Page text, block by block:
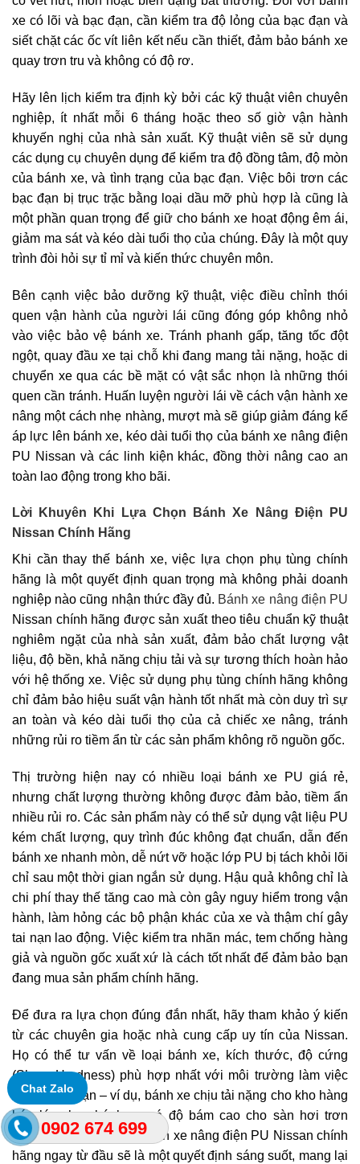
xe có lõi và bạc đạn, cần kiểm tra độ lỏng của bạc đạn và
siết chặt các ốc vít liên kết nếu cần thiết, đảm bảo bánh xe
quay trơn tru và không có độ rơ.
Hãy lên lịch kiểm tra định kỳ bởi các kỹ thuật viên chuyên
nghiệp, ít nhất mỗi 6 tháng hoặc theo số giờ vận hành
khuyến nghị của nhà sản xuất. Kỹ thuật viên sẽ sử dụng
các dụng cụ chuyên dụng để kiểm tra độ đồng tâm, độ mòn
của bánh xe, và tình trạng của bạc đạn. Việc bôi trơn các
bạc đạn bị trục trặc bằng loại dầu mỡ phù hợp là cũng là
một phần quan trọng để giữ cho bánh xe hoạt động êm ái,
giảm ma sát và kéo dài tuổi thọ của chúng. Đây là một quy
trình đòi hỏi sự tỉ mỉ và kiến thức chuyên môn.
Bên cạnh việc bảo dưỡng kỹ thuật, việc điều chỉnh thói
quen vận hành của người lái cũng đóng góp không nhỏ
vào việc bảo vệ bánh xe. Tránh phanh gấp, tăng tốc đột
ngột, quay đầu xe tại chỗ khi đang mang tải nặng, hoặc di
chuyển xe qua các bề mặt có vật sắc nhọn là những thói
quen cần tránh. Huấn luyện người lái về cách vận hành xe
nâng một cách nhẹ nhàng, mượt mà sẽ giúp giảm đáng kể
áp lực lên bánh xe, kéo dài tuổi thọ của bánh xe nâng điện
PU Nissan và các linh kiện khác, đồng thời nâng cao an
toàn lao động trong kho bãi.
Lời Khuyên Khi Lựa Chọn Bánh Xe Nâng Điện PU
Nissan Chính Hãng
Khi cần thay thế bánh xe, việc lựa chọn phụ tùng chính
hãng là một quyết định quan trọng mà không phải doanh
nghiệp nào cũng nhận thức đầy đủ. Bánh xe nâng điện PU
Nissan chính hãng được sản xuất theo tiêu chuẩn kỹ thuật
nghiêm ngặt của nhà sản xuất, đảm bảo chất lượng vật
liệu, độ bền, khả năng chịu tải và sự tương thích hoàn hảo
với hệ thống xe. Việc sử dụng phụ tùng chính hãng không
chỉ đảm bảo hiệu suất vận hành tốt nhất mà còn duy trì sự
an toàn và kéo dài tuổi thọ của cả chiếc xe nâng, tránh
những rủi ro tiềm ẩn từ các sản phẩm không rõ nguồn gốc.
Thị trường hiện nay có nhiều loại bánh xe PU giá rẻ,
nhưng chất lượng thường không được đảm bảo, tiềm ẩn
nhiều rủi ro. Các sản phẩm này có thể sử dụng vật liệu PU
kém chất lượng, quy trình đúc không đạt chuẩn, dẫn đến
bánh xe nhanh mòn, dễ nứt vỡ hoặc lớp PU bị tách khỏi lõi
chỉ sau một thời gian ngắn sử dụng. Hậu quả không chỉ là
chi phí thay thế tăng cao mà còn gây nguy hiểm trong vận
hành, làm hỏng các bộ phận khác của xe và thậm chí gây
tai nạn lao động. Việc kiểm tra nhãn mác, tem chống hàng
giả và nguồn gốc xuất xứ là cách tốt nhất để đảm bảo bạn
đang mua sản phẩm chính hãng.
Để đưa ra lựa chọn đúng đắn nhất, hãy tham khảo ý kiến
từ các chuyên gia hoặc nhà cung cấp uy tín của Nissan.
Họ có thể tư vấn về loại bánh xe, kích thước, độ cứng
(Shore Hardness) phù hợp nhất với môi trường làm việc
cụ thể của bạn – ví dụ, bánh xe chịu tải nặng cho kho hàng
hóa lớn, hay bánh xe có độ bám cao cho sàn hơi trơn
trượt. Việc đầu tư vào bánh xe nâng điện PU Nissan chính
hãng ngay từ đầu sẽ là một quyết định sáng suốt, mang lại
Chat Zalo
0902 674 699